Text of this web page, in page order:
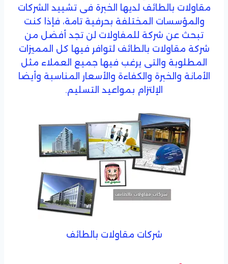
مقاولات بالطائف لديها الخبرة فى تشييد الشركات
والمؤسسات المختلفة بحرفية تامة، فإذا كنت
تبحث عن شركة للمفاولات لن تجد أفضل من
شركة مقاولات بالطائف لتوافر فيها كل المميزات
المطلوبة والتى يرغب فيها جميع العملاء مثل
الأمانة والخبرة والكفاءة والأسعار المناسبة وأيضا
الإلتزام بمواعيد التسليم.
شركات مقاولات بالطائف